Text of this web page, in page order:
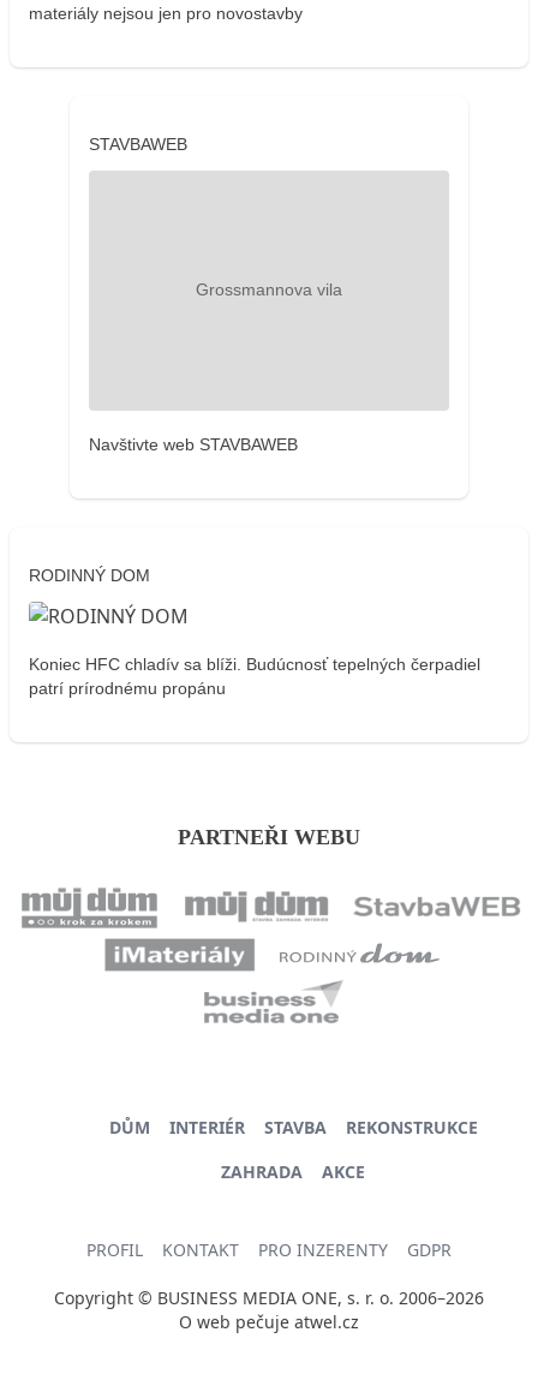
materiály nejsou jen pro novostavby
STAVBAWEB
Navštivte web STAVBAWEB
RODINNÝ DOM
Koniec HFC chladív sa blíži. Budúcnosť tepelných čerpadiel
patrí prírodnému propánu
PARTNEŘI WEBU
DŮM INTERIÉR STAVBA
REKONSTRUKCE
ZAHRADA
AKCE
PROFIL KONTAKT PRO INZERENTY GDPR
Copyright © BUSINESS MEDIA ONE, s. r. o. 2006–2026